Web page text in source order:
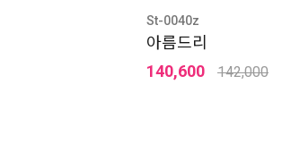
St-0040z
아름드리
140,600
142,000